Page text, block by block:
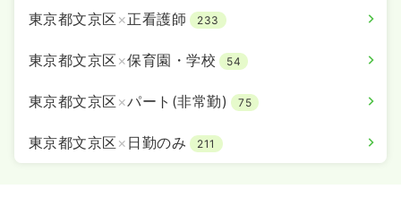
東京都文京区 ×正看護師 233
東京都文京区 ×保育園・学校 54
東京都文京区 ×パート(非常勤) 75
東京都文京区 × 日勤のみ 211